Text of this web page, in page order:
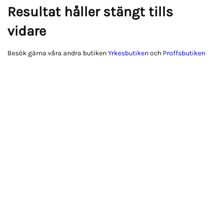
Resultat håller stängt tills
vidare
Besök gärna våra andra butikenYrkesbutikenoch Proffsbutiken